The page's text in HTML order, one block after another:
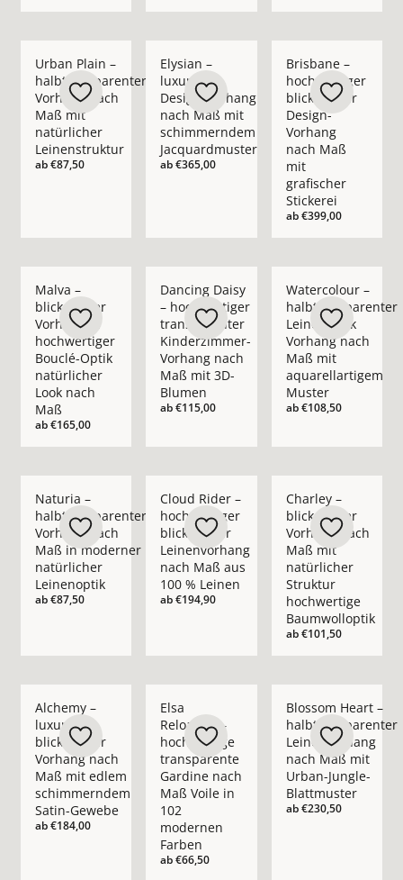
Urban Plain –
halbtransparenter
Vorhang nach
Maß mit
natürlicher
Leinenstruktur
ab€87,50
Elysian –
luxuriöser
Design-Vorhang
nach Maß mit
schimmerndem
Jacquardmuster
ab€365,00
Brisbane –
hochwertiger
blickdichter
Design-
Vorhang
nach Maß
mit
grafischer
Stickerei
ab€399,00
Malva –
blickdichter
Vorhang in
hochwertiger
Bouclé-Optik
natürlicher
Look nach
Maß
ab€165,00
Dancing Daisy
– hochwertiger
transparenter
Kinderzimmer-
Vorhang nach
Maß mit 3D-
Blumen
ab€115,00
Watercolour –
halbtransparenter
Leinenoptik
Vorhang nach
Maß mit
aquarellartigem
Muster
ab€108,50
Naturia –
halbtransparenter
Vorhang nach
Maß in moderner
natürlicher
Leinenoptik
ab€87,50
Cloud Rider –
hochwertiger
blickdichter
Leinenvorhang
nach Maß aus
100 % Leinen
ab€194,90
Charley –
blickdichter
Vorhang nach
Maß mit
natürlicher
Struktur
hochwertige
Baumwolloptik
ab€101,50
Alchemy –
luxuriöser
blickdichter
Vorhang nach
Maß mit edlem
schimmerndem
Satin-Gewebe
ab€184,00
Elsa
Reloaded –
hochwertige
transparente
Gardine nach
Maß Voile in
102
modernen
Farben
ab€66,50
Blossom Heart –
halbtransparenter
Leinenvorhang
nach Maß mit
Urban-Jungle-
Blattmuster
ab€230,50